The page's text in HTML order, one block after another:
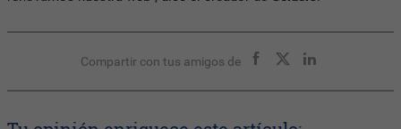
Compartir con tus amigos de